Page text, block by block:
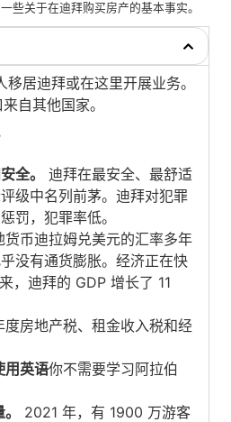
些关于在迪拜购买房产的基本事实。
居迪拜或在这里开展业务。
自其他国家。
全。
迪拜在最安全、最舒适
级中名列前茅。迪拜对犯罪
罚，犯罪率低。
货币迪拉姆兑美元的汇率多年
没有通货膨胀。经济正在快
，迪拜的 GDP 增长了 11
度房地产税、租金收入税和经
用英语你不需要学习阿拉伯
2021 年，有 1900 万游客